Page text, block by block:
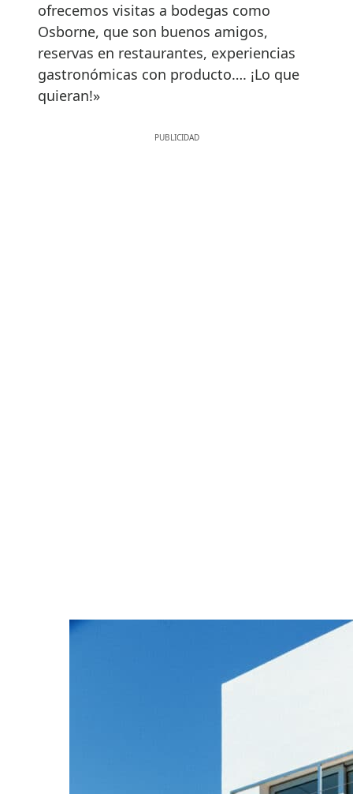
ofrecemos visitas a bodegas como
Osborne, que son buenos amigos,
reservas en restaurantes, experiencias
gastronómicas con producto…. ¡Lo que
quieran!»